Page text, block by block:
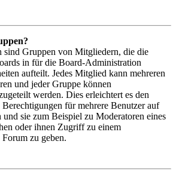
sind Gruppen von Mitgliedern, die die
in für die Board-Administration
aufteilt. Jedes Mitglied kann mehreren
und jeder Gruppe können
werden. Dies erleichtert es den
für mehrere Benutzer auf
und sie zum Beispiel zu Moderatoren eines
oder ihnen Zugriff zu einem
zu geben.